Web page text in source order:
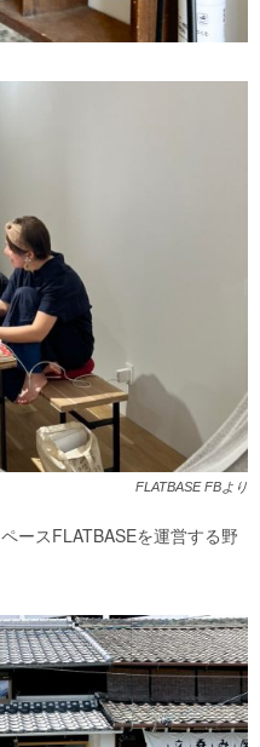
FLATBASE FBより
ースFLATBASEを運営する野